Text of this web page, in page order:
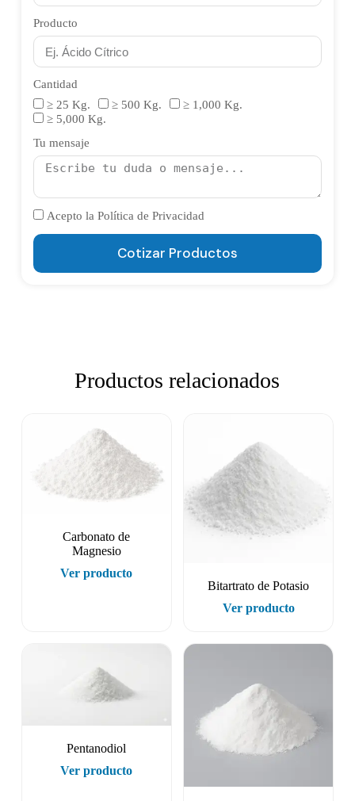
Producto
Cantidad
≥ 25 Kg.
≥ 500 Kg.
≥ 1,000 Kg.
≥ 5,000 Kg.
Tu mensaje
Acepto la Política de Privacidad
Cotizar Productos
Productos relacionados
Carbonato de
Magnesio
Ver producto
Bitartrato de Potasio
Ver producto
Pentanodiol
Ver producto